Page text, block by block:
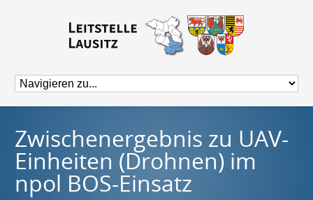
Zwischenergebnis zu UAV-
Einheiten (Drohnen) im
npol BOS-Einsatz